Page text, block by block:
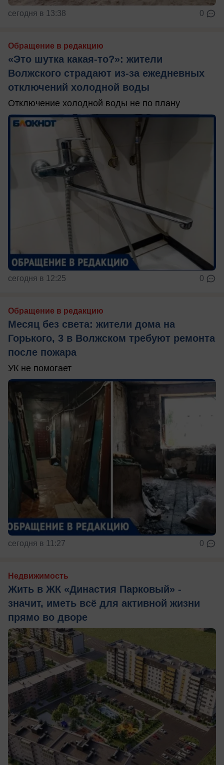
сегодня в 13:38 0
Обращение в редакцию
«Это шутка какая-то?»: жители
Волжского страдают из‑за ежедневных
отключений холодной воды
Отключение холодной воды не по плану
сегодня в 12:25 0
Обращение в редакцию
Месяц без света: жители дома на
Горького, 3 в Волжском требуют ремонта
после пожара
УК не помогает
сегодня в 11:27 0
Недвижимость
Жить в ЖК «Династия Парковый» -
значит, иметь всё для активной жизни
прямо во дворе